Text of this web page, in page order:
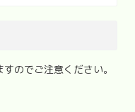
のでご注意ください。